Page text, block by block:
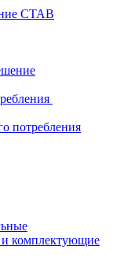
СТАВ
потребления
комплектующие